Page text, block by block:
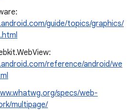
guide/topics/graphics/
reference/android/we
specs/web-
multipage/